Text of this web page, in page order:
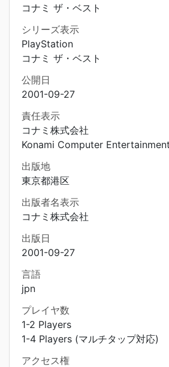
コナミ ザ・ベスト
シリーズ表示
PlayStation
コナミ ザ・ベスト
公開日
2001-09-27
責任表示
コナミ株式会社
Konami Computer
出版地
東京都港区
出版者名表示
コナミ株式会社
出版日
2001-09-27
言語
jpn
プレイヤ数
1-2 Players
1-4 Players (マルチタップ対応)
アクセス権